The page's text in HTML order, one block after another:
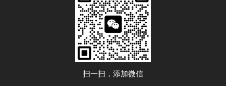
扫一扫，添加微信